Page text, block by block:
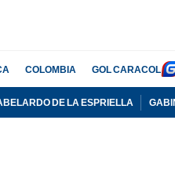
COLOMBIA GOL CARACOL
DE LA ESPRIELLA